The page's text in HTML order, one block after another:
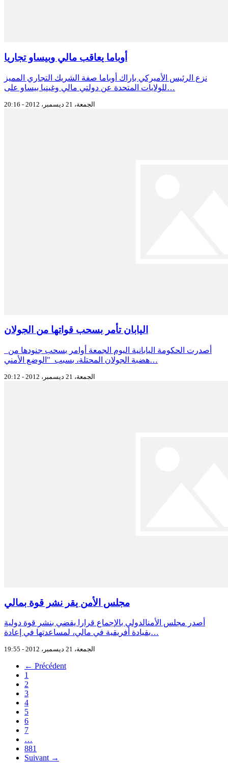
أوباما يعاقب مالي وبيساو تجاريا
نزع الرئيس الأميركي باراك أوباما صفة الشريك التجاري المميز
للولايات المتحدة عن دولتي مالي وغينيا بيساو على…
الجمعة، 21 ديسمبر، 2012 - 20:16
اليابان تأمر بسحب قواتها من الجولان
هضبة الجولان المحتلة، بسبب "الوضع الأمني…
الجمعة، 21 ديسمبر، 2012 - 20:12
مجلس الأمن يقر نشر قوة بمالي
أصدر مجلس الأمنالدولي بالإجماع قرارا يقضي بنشر قوة دولية
بقيادة أفريقية في مالي، لمساعدتها في إعادة…
الجمعة، 21 ديسمبر، 2012 - 19:55
← Précédent
1
2
3
4
5
6
7
…
881
Suivant →